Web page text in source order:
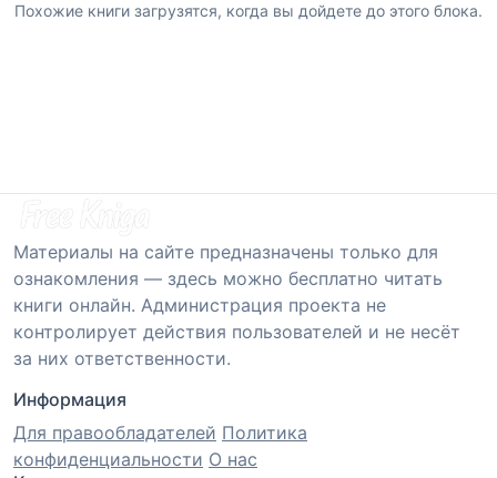
Похожие книги загрузятся, когда вы дойдете до этого блока.
Материалы на сайте предназначены только для
ознакомления — здесь можно бесплатно читать
книги онлайн. Администрация проекта не
контролирует действия пользователей и не несёт
за них ответственности.
Информация
Для правообладателей Политика
конфиденциальности О нас